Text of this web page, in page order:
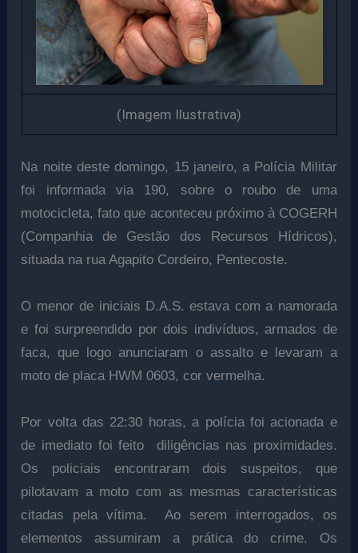
(Imagem Ilustrativa)
Na noite deste domingo, 15 janeiro, a Polícia Militar
foi informada via 190, sobre o roubo de uma
motocicleta, fato que aconteceu próximo à COGERH
(Companhia de Gestão dos Recursos Hídricos),
situada na rua Agapito Cordeiro, Pentecoste.
O menor de iniciais D.A.S. estava com a namorada
e foi surpreendido por dois indivíduos, armados de
faca, que logo anunciaram o assalto e levaram a
moto de placa HWM 0603, cor vermelha.
Por volta das 22:30 horas, a polícia foi acionada e
de imediato foi feito
diligências nas proximidades.
Os policiais encontraram dois suspeitos, que
pilotavam a moto com as mesmas características
citadas pela vítima. Ao serem interrogados, os
elementos assumiram a prática do crime. Os